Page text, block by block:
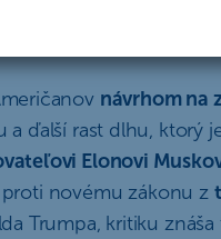
a vojenský
návrhom na
ďalší rast dlhu, ktorý
Elonovi
novému zákonu z
Trumpa, kritiku